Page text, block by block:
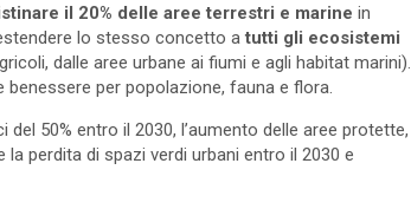
il 20% delle aree terrestri e marine in
lo stesso concetto atutti gli ecosistemi
dalle aree urbane ai fiumi e agli habitat marini).
per popolazione, fauna e flora.
50% entro il 2030, l’aumento delle aree protette,
perdita di spazi verdi urbani entro il 2030 e